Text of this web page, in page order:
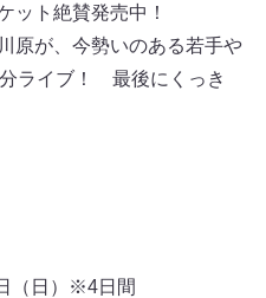
ット絶賛発売中！
原が、今勢いのある若手や
ライブ！ 最後にくっき
（日）※4日間